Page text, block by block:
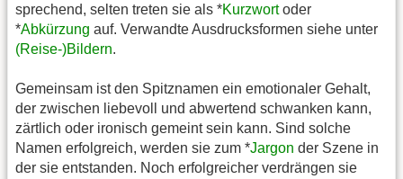
sprechend, selten treten sie als *Kurzwortoder
*Abkürzung auf. Verwandte Ausdrucksformen siehe unter
(Reise-)Bildern.
Gemeinsam ist den Spitznamen ein emotionaler Gehalt,
der zwischen liebevoll und abwertend schwanken kann,
zärtlich oder ironisch gemeint sein kann. Sind solche
Namen erfolgreich, werden sie zum *Jargon der Szene in
der sie entstanden. Noch erfolgreicher verdrängen sie